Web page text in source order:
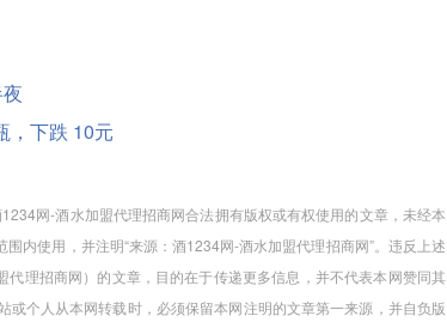
，下跌 10元
网-酒水加盟代理招商网合法拥有版权或有权使用的文章，未经本
内使用，并注明“来源：酒1234网-酒水加盟代理招商网”。违反上述
理招商网）的文章，目的在于传递更多信息，并不代表本网赞同其
个人从本网转载时，必须保留本网注明的文章第一来源，并自负版